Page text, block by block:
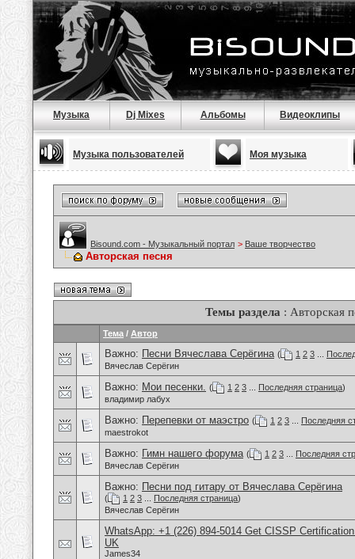
Музыка Dj Mixes Альбомы Видеоклипы
Музыка пользователей Моя музыка
Bisound.com - Музыкальный портал > Ваше творчество
Авторская песня
Темы раздела : Авторская
Тема / Автор
Важно: Песни Вячеслава Серёгина ( 1 2 3
Вячеслав Серёгин
Важно: Мои песенки. ( 1 2 3 Последняя страница)
владимир лабух
Важно: Перепевки от маэстро ( 1 2 3
Последняя
maestrokot
Важно: Гимн нашего форума ( 1 2 3
Последняя
Вячеслав Серёгин
Важно: Песни под гитару от Вячеслава Серёгина
( 1 2 3 Последняя страница)
Вячеслав Серёгин
WhatsApp: +1 (226) 894-5014​ Get CISSP
UK
James34